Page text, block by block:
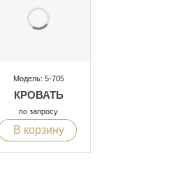
Модель: 5-705
КРОВАТЬ
по запросу
В корзину